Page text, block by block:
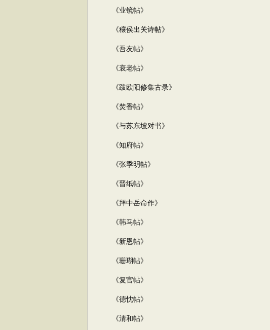
《业镜帖》
《穰侯出关诗帖》
《吾友帖》
《衰老帖》
《跋欧阳修集古录》
《焚香帖》
《与苏东坡对书》
《知府帖》
《张季明帖》
《晋纸帖》
《拜中岳命作》
《韩马帖》
《新恩帖》
《珊瑚帖》
《复官帖》
《德忱帖》
《清和帖》